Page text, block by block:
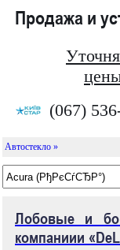
Продажа и
(067)
Автостекло »
Лобовые и
компаниии